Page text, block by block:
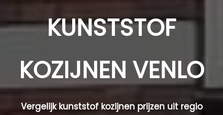
KUNSTSTOF
KOZIJNEN VENLO
Vergelijk kunststof kozijnen prijzen uit regio